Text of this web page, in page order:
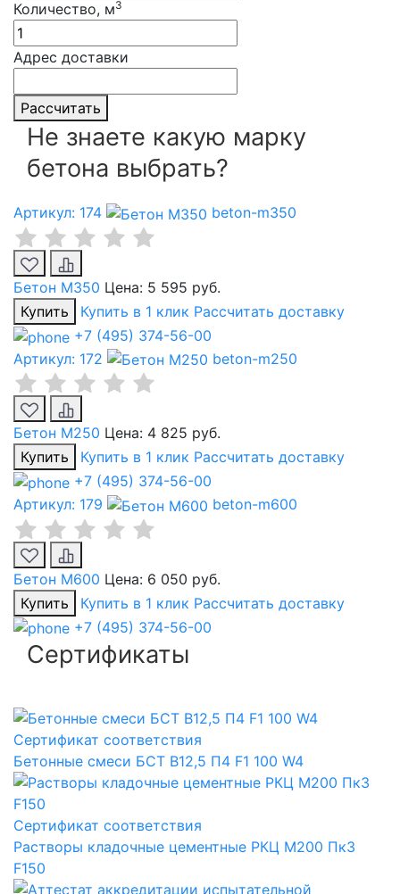
Количество, м3
Адрес доставки
Рассчитать
Не знаете какую марку
бетона выбрать?
Артикул: 174 beton-m350
Бетон М350 Цена: 5 595 руб.
Купить
Купить в 1 клик Рассчитать доставку
+7 (495) 374-56-00
Артикул: 172
beton-m250
Бетон М250 Цена: 4 825 руб.
Купить
Купить в 1 клик Рассчитать доставку
+7 (495) 374-56-00
Артикул: 179
beton-m600
Бетон М600 Цена: 6 050 руб.
Купить
Купить в 1 клик Рассчитать доставку
+7 (495) 374-56-00
Сертификаты
Сертификат соответствия
Бетонные смеси БСТ B12,5 П4 F1 100 W4
Сертификат соответствия
Растворы кладочные цементные РКЦ М200 Пк3
F150